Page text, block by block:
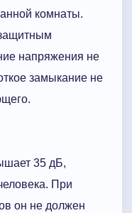
комнаты.
напряжения не
замыкание не
35 дБ,
При
он не должен